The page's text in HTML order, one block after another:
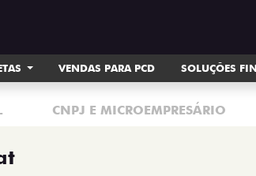
VENDAS PARA PCD SOLUÇÕES
CNPJ E MICROEMPRESÁRIO